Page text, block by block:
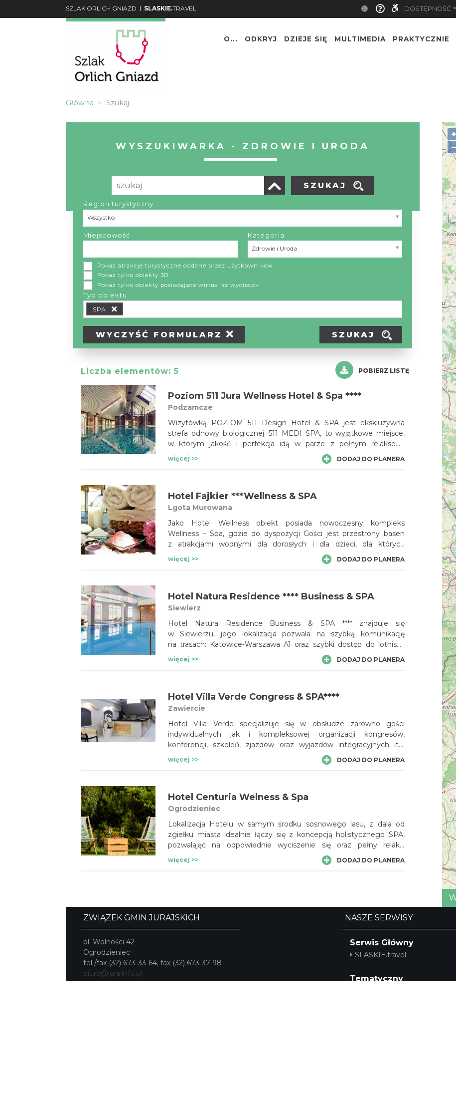
SZLAK ORLICH GNIAZD | SLASKIE.TRAVEL DOSTĘPNOŚĆ
O... ODKRYJ DZIEJE SIĘ MULTIMEDIA PRAKTYCZNIE
Główna Szukaj
WYSZUKIWARKA - ZDROWIE I URODA
Region turystyczny
Wszystko
Region turystyczny
Miejscowość Kategoria
Zdrowie i Uroda
Kategoria
Pokaż atrakcje turystyczne dodane przez użytkowników
Pokaż tylko obiekty 3D
Pokaż tylko obiekty posiadające wirtualne wycieczki
Typ obiektu
SPA
Typ obiektu Typ wypożyczalni
WYCZYŚĆ FORMULARZ SZUKAJ
SZUKAJ
Liczba elementów: 5 POBIERZ LISTĘ
Poziom 511 Jura Wellness Hotel & Spa ****
Podzamcze
Wizytówką POZIOM 511 Design Hotel & SPA jest ekskluzywna
strefa odnowy biologicznej. 511 MEDI SPA, to wyjątkowe miejsce,
w którym jakość i perfekcja idą w parze z pełnym relaksem,
odprężeniem i dogłębną troską o urodę. Atmosferę spokoju
i wytchnienia dopełniają nienachalne wnętrza i bliskość naturalnych
kosmetycznych Ericson Laboratoire i Obagi Medical, gdzie o piękno
i komfort gości troszczy się wykwalifikowany personel.
więcej >> DODAJ DO PLANERA
Hotel Fajkier ***Wellness & SPA
Lgota Murowana
Jako Hotel Wellness obiekt posiada nowoczesny kompleks
Wellness – Spa, gdzie do dyspozycji Gości jest przestrony basen
z atrakcjami wodnymi dla dorosłych i dla dzieci, dla których
przygotowano ponadto bezpieczny brodzik; obiekt zachęca też
do skorzystania z dodatkowych atrakcji Spa – Wellness, w tym
bliskość urzekającej przyrody i atrakcje Jury Krakowsko
- Częstochowskiej to atuty obiektu.
więcej >> DODAJ DO PLANERA
Hotel Natura Residence **** Business & SPA
Siewierz
Hotel Natura Residence Business & SPA **** znajduje się
w Siewierzu, jego lokalizacja pozwala na szybką komunikację
na trasach: Katowice-Warszawa A1 oraz szybki dostęp do lotniska
w Katowicach-Pyrzowicach (10 km). Hotel oferuje usługi SPA.
Mitologia rzymska mówi, że bogini piękna i miłości Wenus narodziła
i prawdziwe piękno każdego z nas.
więcej >> DODAJ DO PLANERA
Hotel Villa Verde Congress & SPA****
Zawiercie
Hotel Villa Verde specjalizuje się w obsłudze zarówno gości
indywidualnych jak i kompleksowej organizacji kongresów,
konferencji, szkoleń, zjazdów oraz wyjazdów integracyjnych itp.
Instytut SPA Villa Verde to zdrowie, relaks, piękno i harmonia duszy
i ciała.
więcej >> DODAJ DO PLANERA
Hotel Centuria Welness & Spa
Ogrodzieniec
Lokalizacja Hotelu w samym środku sosnowego lasu, z dala od
zgiełku miasta idealnie łączy się z koncepcją holistycznego SPA,
pozwalając na odpowiednie wyciszenie się oraz pełny relaks.
Centrum zabiegowe Hotelu Centuria SPA zostało wielokrotnie
wyróżniane.
więcej >> DODAJ DO PLANERA
+
ZWIĄZEK GMIN JURAJSKICH
pl. Wolności 42
Ogrodzieniec
tel./fax (32) 673-33-64, fax (32) 673-37-98
biuro@jura.info.pl
NASZE SERWISY
Serwis Główny
SLASKIE.travel
Tematyczny